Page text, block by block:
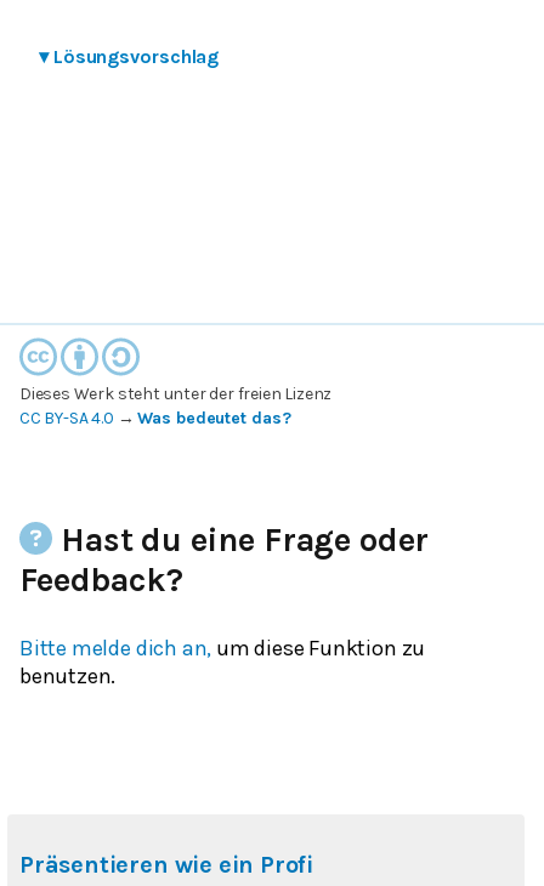
▾ Lösungsvorschlag
Dieses Werk steht unter der freien Lizenz
CC BY-SA 4.0 →Was bedeutet das?
Hast du eine Frage oder
Feedback?
Bitte melde dich an, um diese Funktion zu
benutzen.
Präsentieren wie ein Profi